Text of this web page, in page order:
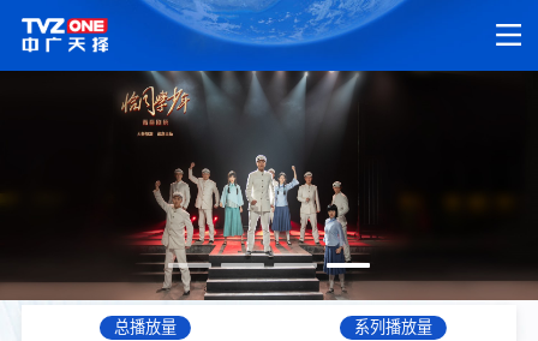
总播放量 系列播放量